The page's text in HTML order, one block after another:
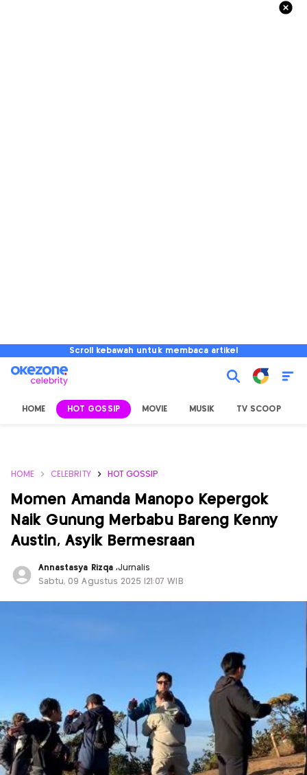
Scroll kebawah untuk membaca artikel
HOME HOT GOSSIP MOVIE MUSIK TV SCOOP
HOME CELEBRITY HOT GOSSIP
Momen Amanda Manopo Kepergok
Naik Gunung Merbabu Bareng Kenny
Austin, Asyik Bermesraan
Annastasya Rizqa ,Jurnalis
Sabtu, 09 Agustus 2025 |21:07 WIB